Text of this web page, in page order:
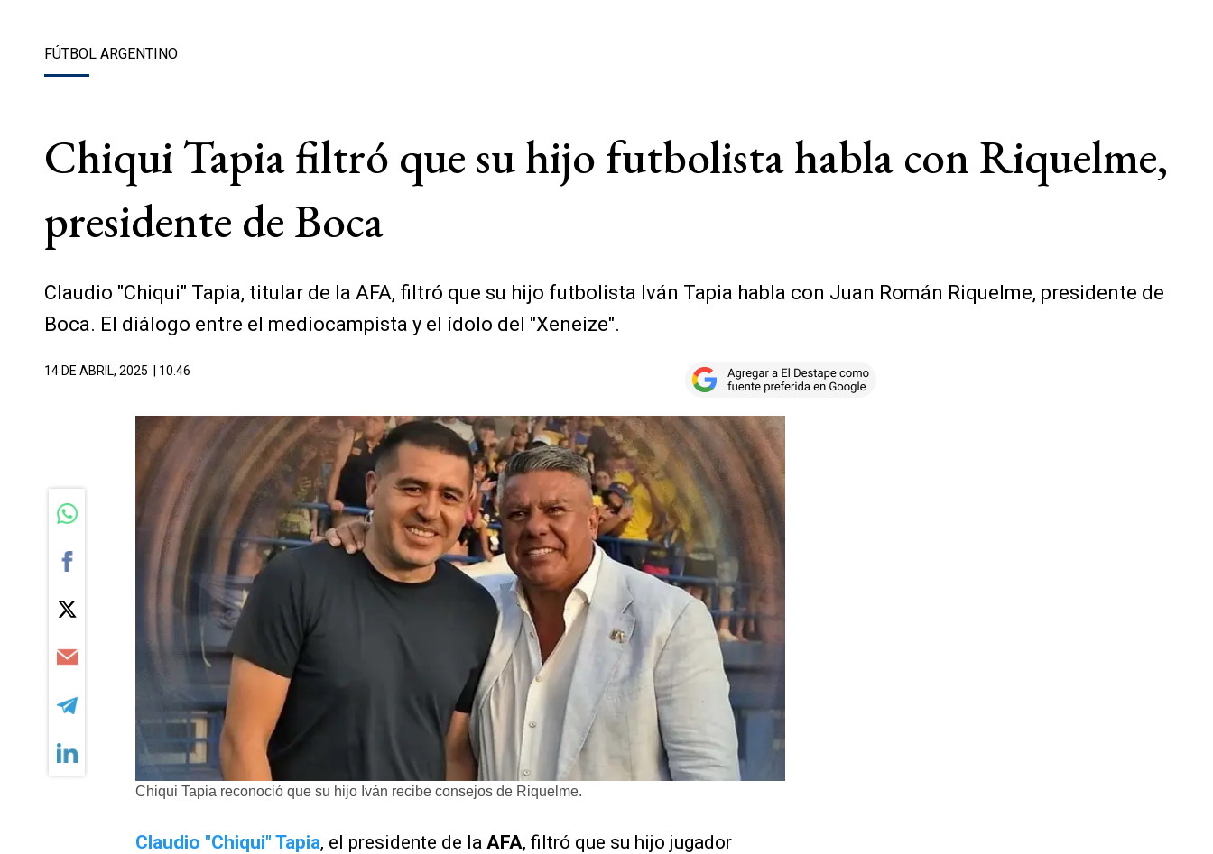
FÚTBOL ARGENTINO
Chiqui Tapia filtró que su hijo futbolista habla con Riquelme,
presidente de Boca
Claudio "Chiqui" Tapia, titular de la AFA, filtró que su hijo futbolista Iván Tapia habla con Juan Román Riquelme, presidente de
Boca. El diálogo entre el mediocampista y el ídolo del "Xeneize".
14 DE ABRIL, 2025 | 10.46
Chiqui Tapia reconoció que su hijo Iván recibe consejos de Riquelme.
Claudio "Chiqui" Tapia, el presidente de la AFA, filtró que su hijo jugador